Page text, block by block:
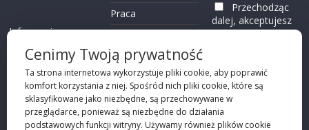
Informacje o
Przechodząc dalej,
akceptujeszpolity
kę prywatności
Praca
Kontakt
Przechodząc
dalej, akceptujesz
politykę
Cenimy Twoją prywatność
Ta strona internetowa wykorzystuje pliki cookie, aby poprawić
komfort korzystania z niej. Spośród nich pliki cookie, które są
sklasyfikowane jako niezbędne, są przechowywane w
przeglądarce, ponieważ są niezbędne do działania
podstawowych funkcji witryny. Używamy również plików cookie